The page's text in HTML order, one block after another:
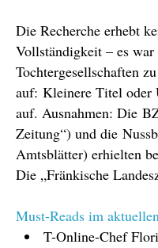
Die Recherche erhebt
Vollständigkeit – es
Tochtergesellschaften
auf: Kleinere Titel oder
auf. Ausnahmen: Die
Zeitung“) und die
Amtsblätter) erhielten
Die „Fränkische
Must-Reads im
T-Online-Chef